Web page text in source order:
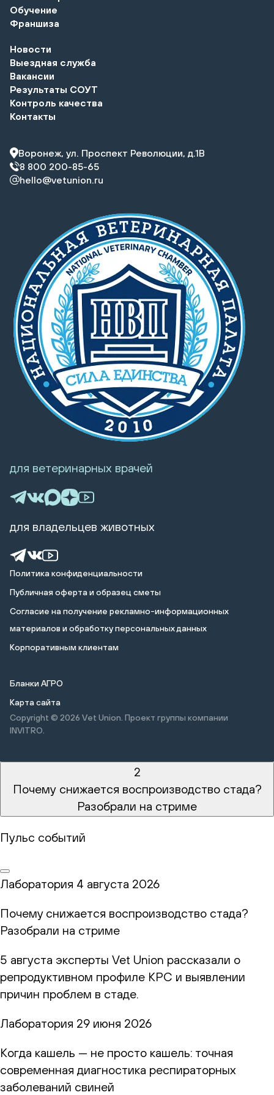
Обучение
Франшиза
Новости
Выездная служба
Вакансии
Результаты СОУТ
Контроль качества
Контакты
Воронеж, ул. Проспект Революции, д.1В
8 800 200-85-65
hello@vetunion.ru
Политика конфиденциальности
Публичная оферта и образец сметы
Cогласие на получение рекламно-информационных
материалов и обработку персональных данных
Корпоративным клиентам
Бланки АГРО
Карта сайта
Copyright © 2026 Vet Union. Проект группы компании
INVITRO.
для ветеринарных врачей
для владельцев животных
2
Почему снижается воспроизводство стада?
Разобрали на стриме
Пульс событий
Лаборатория 4 августа 2026
Почему снижается воспроизводство стада?
Разобрали на стриме
5 августа эксперты Vet Union рассказали о
репродуктивном профиле КРС и выявлении
причин проблем в стаде.
Лаборатория 29 июня 2026
Когда кашель — не просто кашель: точная
современная диагностика респираторных
заболеваний свиней